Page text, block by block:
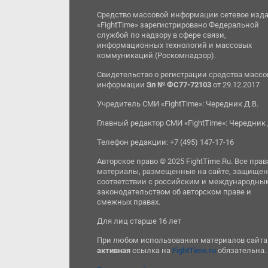
Средство массовой информации сетевое
«FightTime» зарегистрировано Федеральной
службой по надзору в сфере связи,
информационных технологий и массовых
коммуникаций (Роскомнадзор).
Свидетельство о регистрации средства
информацииЭл № ФС77-72103 от 29.12.2017
Учредитель СМИ «FightTime»: Чередник Д.В.
Главный редактор СМИ «FightTime»: Чередник
Телефон редакции: +7 (495) 147-17-16
Авторское право © 2025 FightTime.Ru. Все
материалы, размещенные на сайте,
соответствии с российским и
законодательством об авторском праве и
смежных правах.
Для лиц старше 16 лет
При любом использовании материалов сайта
активная ссылка на FightTime.ru обязательна.